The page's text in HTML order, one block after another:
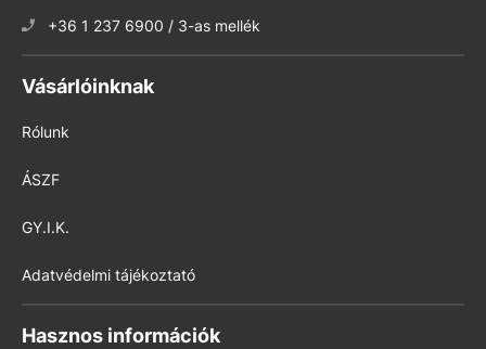
+36 1 237 6900 / 3-as mellék
Vásárlóinknak
Rólunk
ÁSZF
GY.I.K.
Adatvédelmi tájékoztató
Hasznos információk